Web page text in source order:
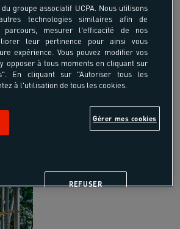
Trek-Randonnée pédestre
Vélo de randonnée
groupe associatif UCPA. Nous utilisons
technologies similaires afin de
parcours, mesurer l'efficacité de nos
leur pertinence pour ainsi vous
expérience. Vous pouvez modifier vos
opposer à tous moments en cliquant sur
En cliquant sur "Autoriser tous les
à l'utilisation de tous les cookies.
Gérer mes cookies
REFUSER